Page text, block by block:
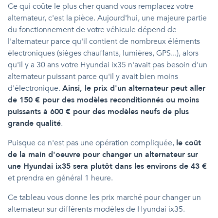
Ce qui coûte le plus cher quand vous remplacez votre
alternateur, c'est la pièce. Aujourd'hui, une majeure partie
du fonctionnement de votre véhicule dépend de
l'alternateur parce qu'il contient de nombreux éléments
électroniques (sièges chauffants, lumières, GPS...), alors
qu'il y a 30 ans votre Hyundai ix35 n'avait pas besoin d'un
alternateur puissant parce qu'il y avait bien moins
d'électronique. Ainsi, le prix d'un alternateur peut aller
de 150 € pour des modèles reconditionnés ou moins
puissants à 600 € pour des modèles neufs de plus
grande qualité.
Puisque ce n'est pas une opération compliquée, le coût
de la main d'oeuvre pour changer un alternateur sur
une Hyundai ix35 sera plutôt dans les environs de 43 €
et prendra en général 1 heure.
Ce tableau vous donne les prix marché pour changer un
alternateur sur différents modèles de Hyundai ix35.